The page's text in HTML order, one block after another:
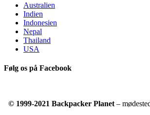
Australien
Indien
Indonesien
Nepal
Thailand
USA
Følg os på Facebook
© 1999-2021 Backpacker Planet –